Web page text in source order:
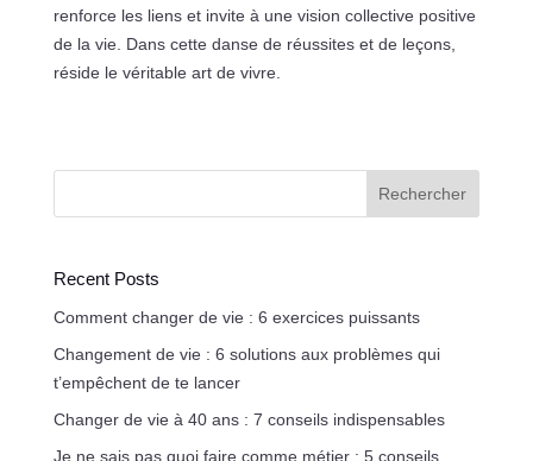
renforce les liens et invite à une vision collective positive
de la vie. Dans cette danse de réussites et de leçons,
réside le véritable art de vivre.
Rechercher
Recent Posts
Comment changer de vie : 6 exercices puissants
Changement de vie : 6 solutions aux problèmes qui
t’empêchent de te lancer
Changer de vie à 40 ans : 7 conseils indispensables
Je ne sais pas quoi faire comme métier : 5 conseils